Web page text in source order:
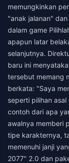
memungkinkan
"anak jalanan"
dalam game
apapun latar
selanjutnya.
baru ini
tersebut memang
berkata: "Saya
seperti pilihan
contoh dari apa
awalnya memberi
tipe karakternya,
memenuhi janji
2077" 2.0 dan